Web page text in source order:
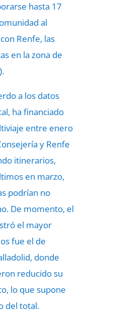
hasta 17
al
Renfe, las
en la zona de
a los datos
ha financiado
entre enero
y Renfe
itinerarios,
en marzo,
podrían no
De momento, el
el mayor
fue el de
donde
reducido su
lo que supone
del total.